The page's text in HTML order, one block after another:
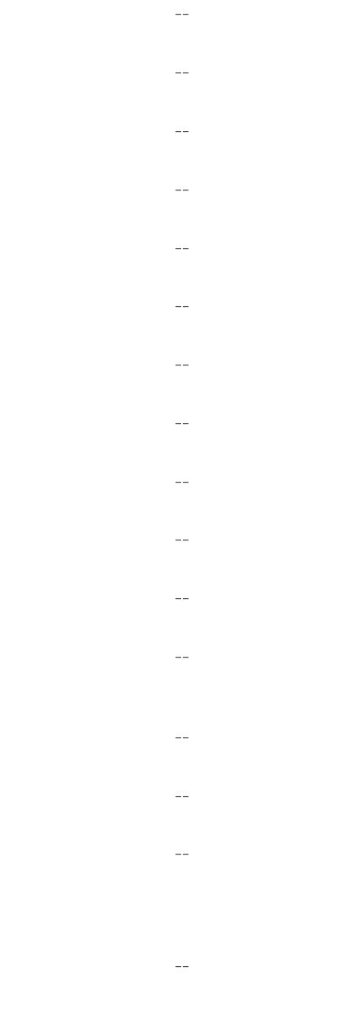
__
__
__
__
__
__
__
__
__
__
__
__
__
__
__
__